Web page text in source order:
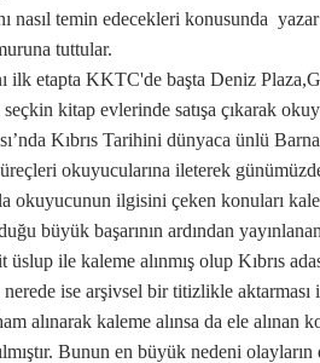
nasıl temin edecekleri konusunda
tuttular.
etapta KKTC'de başta Deniz
kitap evlerinde satışa çıkarak
Kıbrıs Tarihini dünyaca ünlü
okuyucularına ileterek
okuyucunun ilgisini çeken konuları
büyük başarının ardından
ile kaleme alınmış olup Kıbrıs
nerede ise arşivsel bir titizlikle
alınarak kaleme alınsa da ele alınan
Bunun en büyük nedeni